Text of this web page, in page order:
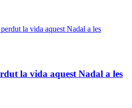
la vida aquest Nadal a les